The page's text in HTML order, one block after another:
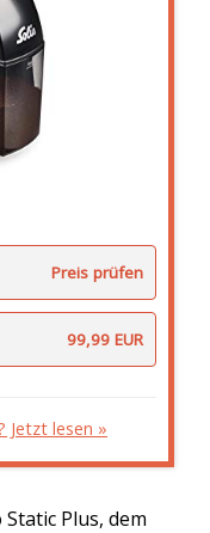
Preis prüfen
99,99 EUR
Jetzt lesen »
Plus, dem